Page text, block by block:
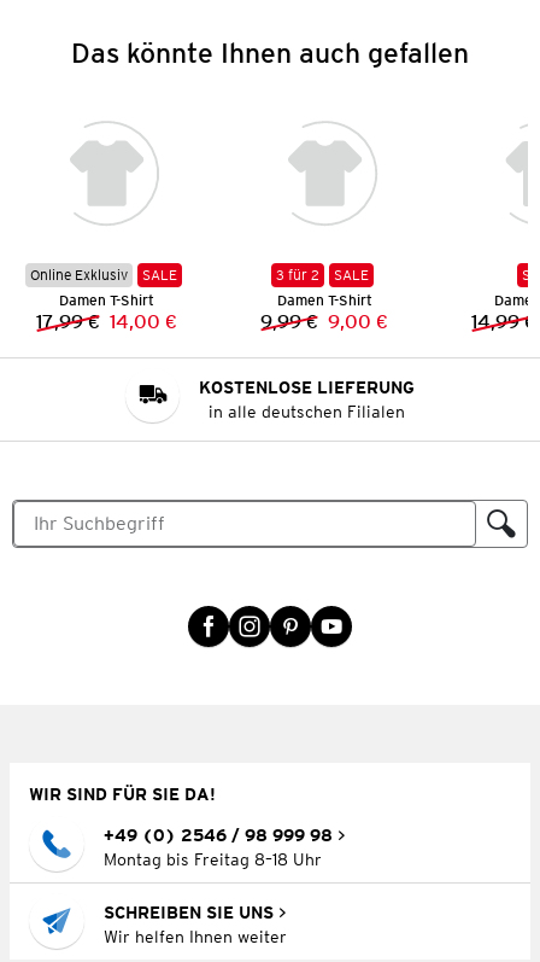
Das könnte Ihnen auch gefallen
Online Exklusiv
SALE
Damen T-Shirt
Vorheriger Preis:
17,99 € Neuer Preis:
14,00 €
3 für 2
SALE
Damen T-Shirt
Vorheriger Preis:
9,99 € Neuer Preis:
9,00 € 14,99 €
KOSTENLOSE LIEFERUNG
in alle deutschen Filialen
WIR SIND FÜR SIE DA!
+49 (0) 2546 / 98 999 98
Montag bis Freitag 8–18 Uhr
SCHREIBEN SIE UNS
Wir helfen Ihnen weiter